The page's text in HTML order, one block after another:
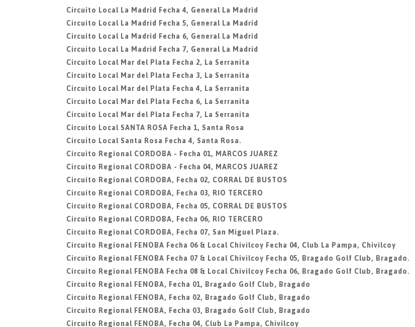
Circuito Local La Madrid Fecha 4, General La Madrid
Circuito Local La Madrid Fecha 5, General La Madrid
Circuito Local La Madrid Fecha 6, General La Madrid
Circuito Local La Madrid Fecha 7, General La Madrid
Circuito Local Mar del Plata Fecha 2, La Serranita
Circuito Local Mar del Plata Fecha 3, La Serranita
Circuito Local Mar del Plata Fecha 4, La Serranita
Circuito Local Mar del Plata Fecha 6, La Serranita
Circuito Local Mar del Plata Fecha 7, La Serranita
Circuito Local SANTA ROSA Fecha 1, Santa Rosa
Circuito Local Santa Rosa Fecha 4, Santa Rosa.
Circuito Regional CORDOBA - Fecha 01, MARCOS JUAREZ
Circuito Regional CORDOBA - Fecha 04, MARCOS JUAREZ
Circuito Regional CORDOBA, Fecha 02, CORRAL DE BUSTOS
Circuito Regional CORDOBA, Fecha 03, RIO TERCERO
Circuito Regional CORDOBA, Fecha 05, CORRAL DE BUSTOS
Circuito Regional CORDOBA, Fecha 06, RIO TERCERO
Circuito Regional CORDOBA, Fecha 07, San Miguel Plaza.
Circuito Regional FENOBA Fecha 06 & Local Chivilcoy Fecha 04, Club La Pampa, Chivilcoy
Circuito Regional FENOBA Fecha 07 & Local Chivilcoy Fecha 05, Bragado Golf Club, Bragado.
Circuito Regional FENOBA Fecha 08 & Local Chivilcoy Fecha 06, Bragado Golf Club, Bragado.
Circuito Regional FENOBA, Fecha 01, Bragado Golf Club, Bragado
Circuito Regional FENOBA, Fecha 02, Bragado Golf Club, Bragado
Circuito Regional FENOBA, Fecha 03, Bragado Golf Club, Bragado
Circuito Regional FENOBA, Fecha 04, Club La Pampa, Chivilcoy